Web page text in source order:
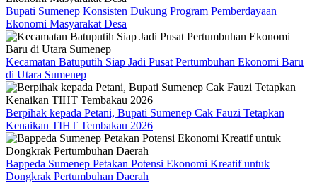
Bupati Sumenep Konsisten Dukung Program Pemberdayaan
Ekonomi Masyarakat Desa
Kecamatan Batuputih Siap Jadi Pusat Pertumbuhan Ekonomi Baru
di Utara Sumenep
Berpihak kepada Petani, Bupati Sumenep Cak Fauzi Tetapkan
Kenaikan TIHT Tembakau 2026
Bappeda Sumenep Petakan Potensi Ekonomi Kreatif untuk
Dongkrak Pertumbuhan Daerah